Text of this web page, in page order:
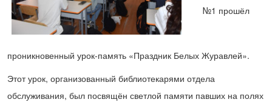
№1 прошёл
проникновенный урок-память «Праздник Белых Журавлей».
Этот урок, организованный библиотекарями отдела
обслуживания, был посвящён светлой памяти павших на полях